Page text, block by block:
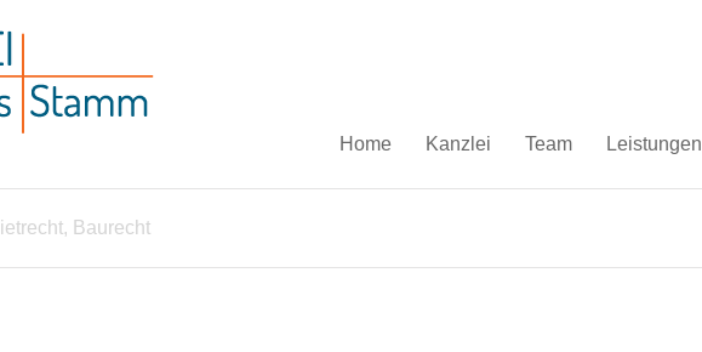
Home Kanzlei Team Leistungen
Baurecht